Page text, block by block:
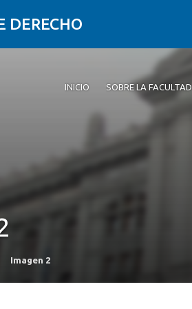
DERECHO
INICIO SOBRE LA FACULTAD
Imagen 2